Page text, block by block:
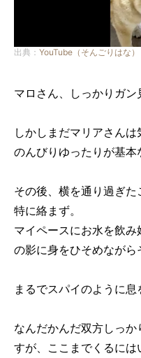
出典： YouTube（そんごりはな）
マロさん、しっかりガン
しかしまだマリアさんは
のんびりゆったりが基本
その後、横を通り過ぎ
特に絡まず。
マイペースにお水を飲
の影に身をひそめながら
まるでスパイのように息
なんだかんだ双方しっ
すが、ここまでくるに